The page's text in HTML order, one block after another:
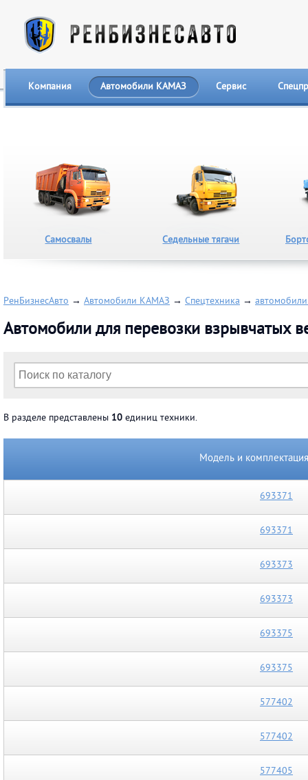
Компания Автомобили КАМАЗ Сервис
Самосвалы Седельные тягачи
РенБизнесАвто → Автомобили КАМАЗ → Спецтехника →
автомобили для перевозки взрывчатых
В разделе представлены 10 единиц техники.
Модель и
693371
693371
693373
693373
693375
693375
577402
577402
577405